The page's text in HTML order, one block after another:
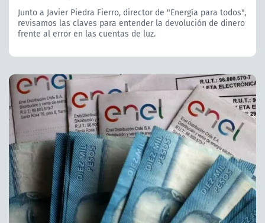
Junto a Javier Piedra Fierro, director de "Energía para todos",
revisamos las claves para entender la devolución de dinero
frente al error en las cuentas de luz.